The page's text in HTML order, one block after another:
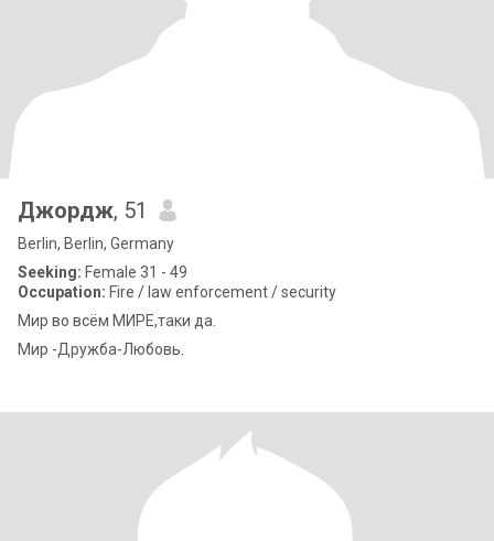
Джордж, 51
Berlin, Berlin, Germany
Seeking: Female 31 - 49
Occupation: Fire / law enforcement / security
Мир во всём МИРЕ,таки да.
Мир -Дружба-Любовь.